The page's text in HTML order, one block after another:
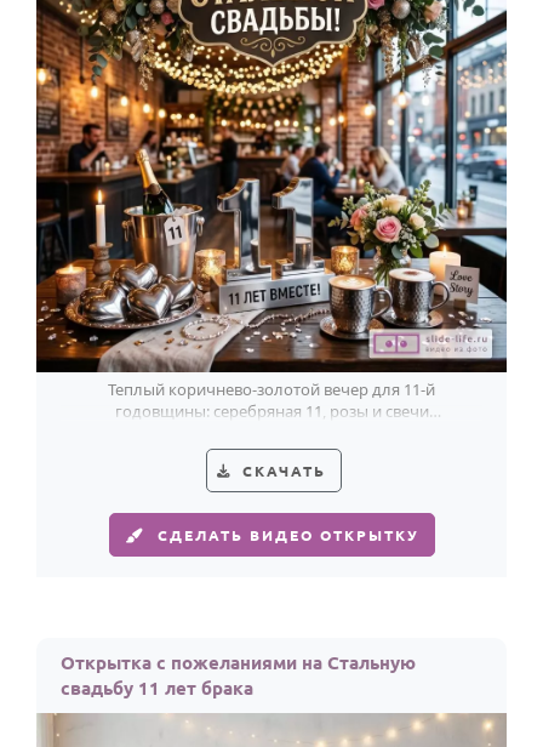
Теплый коричнево-золотой вечер для 11-й
годовщины: серебряная 11, розы и свечи
СКАЧАТЬ
СДЕЛАТЬ ВИДЕО ОТКРЫТКУ
Открытка с пожеланиями на Стальную
свадьбу 11 лет брака